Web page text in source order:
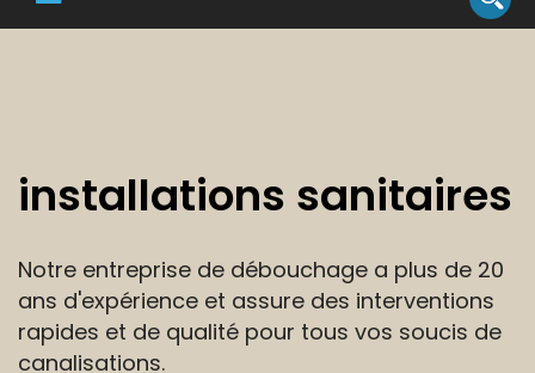
installations sanitaires
Notre entreprise de débouchage a plus de 20
ans d'expérience et assure des interventions
rapides et de qualité pour tous vos soucis de
canalisations.